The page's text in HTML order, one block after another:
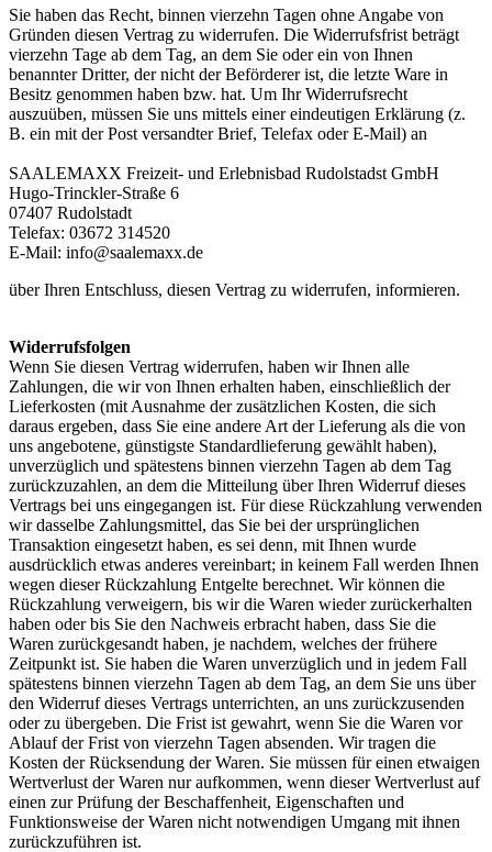
Sie haben das Recht, binnen vierzehn Tagen ohne Angabe von
Gründen diesen Vertrag zu widerrufen. Die Widerrufsfrist beträgt
vierzehn Tage ab dem Tag, an dem Sie oder ein von Ihnen
benannter Dritter, der nicht der Beförderer ist, die letzte Ware in
Besitz genommen haben bzw. hat. Um Ihr Widerrufsrecht
auszuüben, müssen Sie uns mittels einer eindeutigen Erklärung (z.
B. ein mit der Post versandter Brief, Telefax oder E-Mail) an
SAALEMAXX Freizeit- und Erlebnisbad Rudolstadst GmbH
Hugo-Trinckler-Straße 6
07407 Rudolstadt
Telefax: 03672 314520
E-Mail: info@saalemaxx.de
über Ihren Entschluss, diesen Vertrag zu widerrufen, informieren.
Widerrufsfolgen
Wenn Sie diesen Vertrag widerrufen, haben wir Ihnen alle
Zahlungen, die wir von Ihnen erhalten haben, einschließlich der
Lieferkosten (mit Ausnahme der zusätzlichen Kosten, die sich
daraus ergeben, dass Sie eine andere Art der Lieferung als die von
uns angebotene, günstigste Standardlieferung gewählt haben),
unverzüglich und spätestens binnen vierzehn Tagen ab dem Tag
zurückzuzahlen, an dem die Mitteilung über Ihren Widerruf dieses
Vertrags bei uns eingegangen ist. Für diese Rückzahlung verwenden
wir dasselbe Zahlungsmittel, das Sie bei der ursprünglichen
Transaktion eingesetzt haben, es sei denn, mit Ihnen wurde
ausdrücklich etwas anderes vereinbart; in keinem Fall werden Ihnen
wegen dieser Rückzahlung Entgelte berechnet. Wir können die
Rückzahlung verweigern, bis wir die Waren wieder zurückerhalten
haben oder bis Sie den Nachweis erbracht haben, dass Sie die
Waren zurückgesandt haben, je nachdem, welches der frühere
Zeitpunkt ist. Sie haben die Waren unverzüglich und in jedem Fall
spätestens binnen vierzehn Tagen ab dem Tag, an dem Sie uns über
den Widerruf dieses Vertrags unterrichten, an uns zurückzusenden
oder zu übergeben. Die Frist ist gewahrt, wenn Sie die Waren vor
Ablauf der Frist von vierzehn Tagen absenden. Wir tragen die
Kosten der Rücksendung der Waren. Sie müssen für einen etwaigen
Wertverlust der Waren nur aufkommen, wenn dieser Wertverlust auf
einen zur Prüfung der Beschaffenheit, Eigenschaften und
Funktionsweise der Waren nicht notwendigen Umgang mit ihnen
zurückzuführen ist.